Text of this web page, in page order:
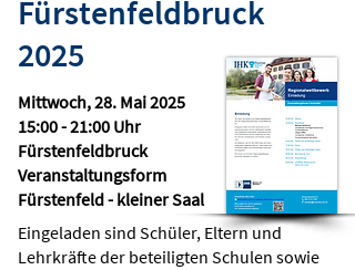
Fürstenfeldbruck
2025
Mittwoch, 28. Mai 2025
15:00 - 21:00 Uhr
Fürstenfeldbruck
Veranstaltungsform
Fürstenfeld - kleiner Saal
Eingeladen sind Schüler, Eltern und
Lehrkräfte der beteiligten Schulen sowie